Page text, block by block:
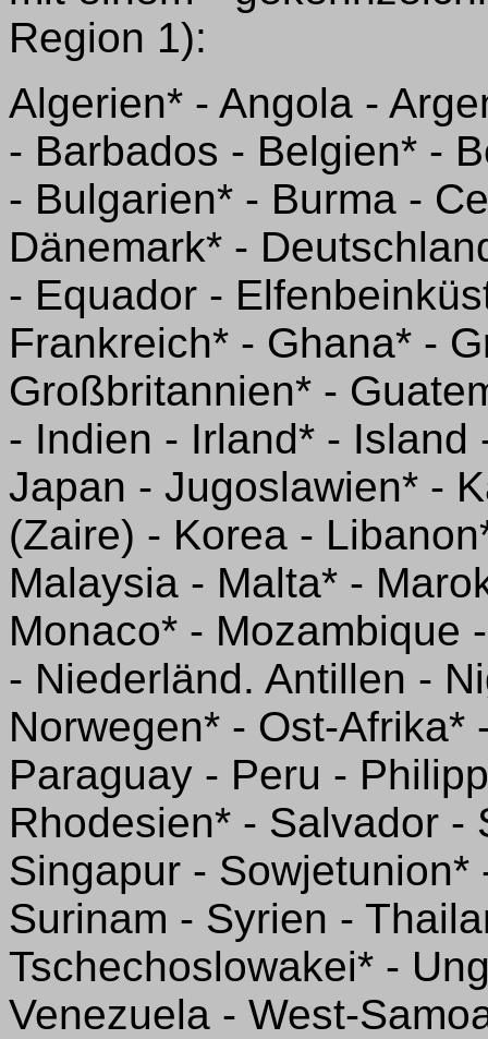
Region 1):
Algerien* - Angola -
- Barbados - Belgien* -
- Bulgarien* - Burma -
Dänemark* -
- Equador -
Frankreich* - Ghana* -
Großbritannien* -
- Indien - Irland* -
Japan - Jugoslawien* -
(Zaire) - Korea -
Malaysia - Malta* -
Monaco* - Mozambique
- Niederländ. Antillen -
Norwegen* - Ost-Afrika*
Paraguay - Peru -
Rhodesien* - Salvador -
Singapur -
Surinam - Syrien -
Tschechoslowakei* -
Venezuela - West-